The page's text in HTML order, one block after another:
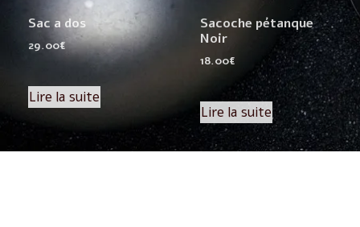
Sac a dos
29.00€
Lire la suite
Sacoche pétanque
Noir
18.00€
Lire la suite